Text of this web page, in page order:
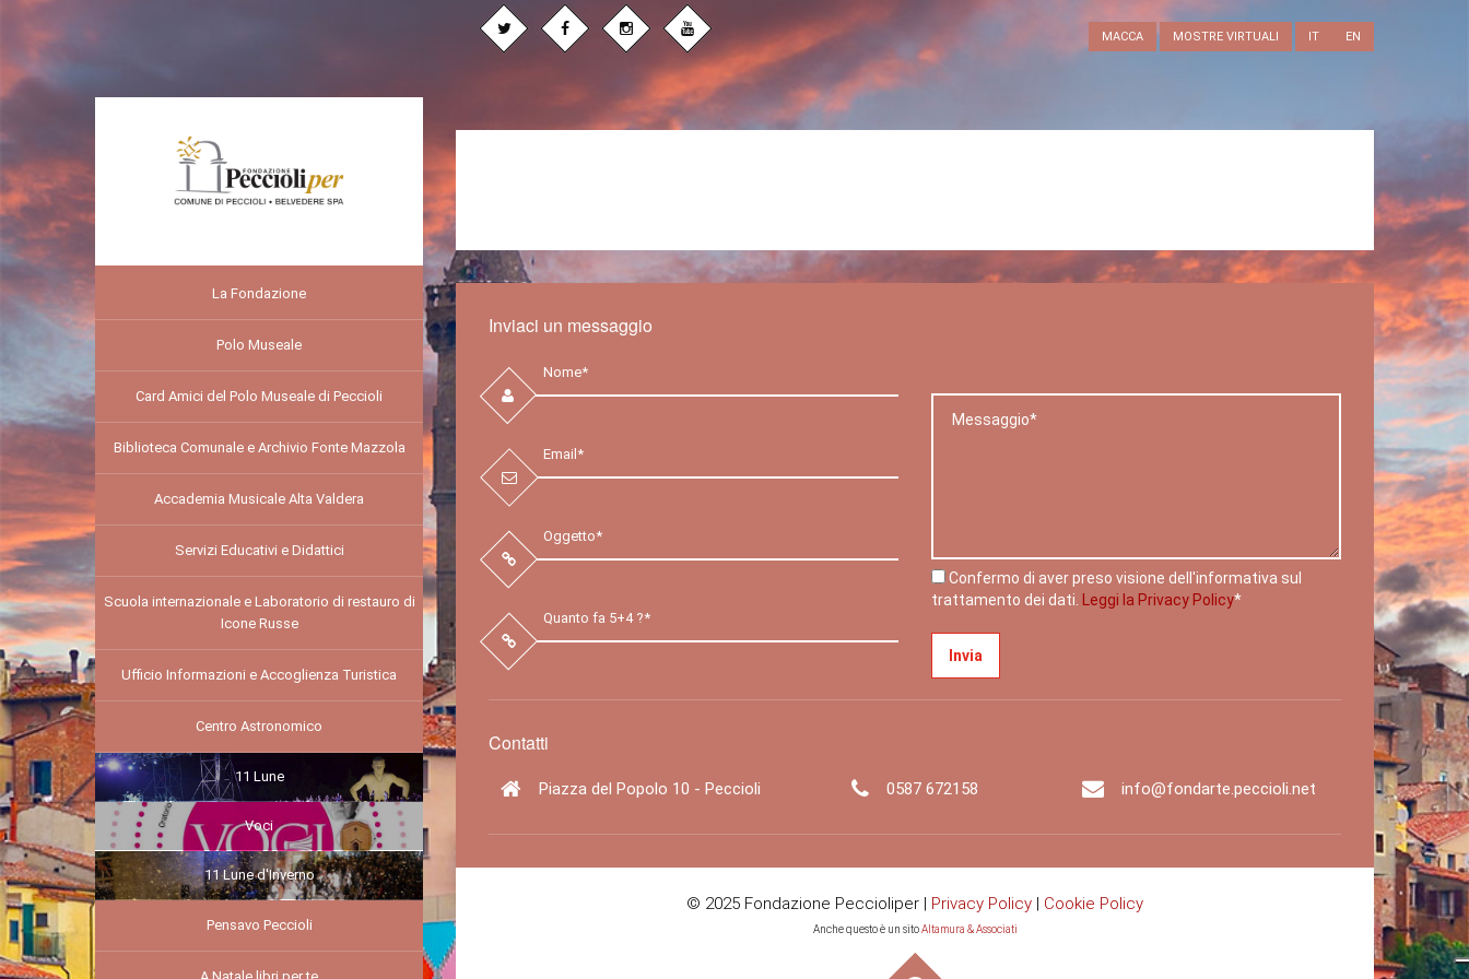
MACCA MOSTRE VIRTUALI IT EN
La Fondazione
Polo Museale
Card Amici del Polo Museale di Peccioli
Biblioteca Comunale e Archivio Fonte Mazzola
Accademia Musicale Alta Valdera
Servizi Educativi e Didattici
Scuola internazionale e Laboratorio di restauro di
Icone Russe
Ufficio Informazioni e Accoglienza Turistica
Centro Astronomico
11 Lune
Voci
11 Lune d'Inverno
Pensavo Peccioli
Inviaci un messaggio
Confermo di aver preso visione dell'informativa sul
trattamento dei dati.
Leggi la Privacy Policy*
Contatti
Piazza del Popolo 10 - Peccioli 0587 672158 info@fondarte.peccioli.net
© 2025 Fondazione Peccioliper | Privacy Policy | Cookie Policy
Anche questo è un sitoAltamura & Associati